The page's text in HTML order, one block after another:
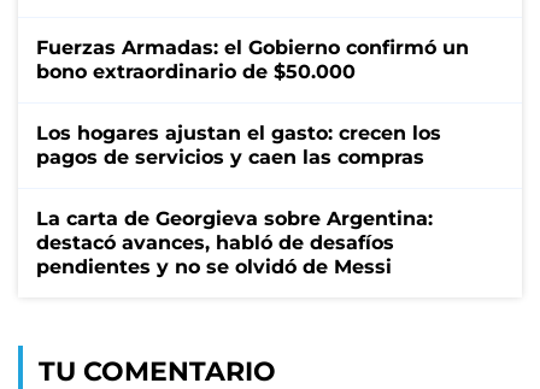
Fuerzas Armadas: el Gobierno confirmó un
bono extraordinario de $50.000
Los hogares ajustan el gasto: crecen los
pagos de servicios y caen las compras
La carta de Georgieva sobre Argentina:
destacó avances, habló de desafíos
pendientes y no se olvidó de Messi
TU COMENTARIO